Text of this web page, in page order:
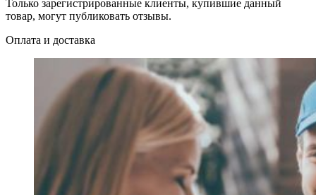
Только зарегистрированные клиенты, купившие данный
товар, могут публиковать отзывы.
Оплата и доставка